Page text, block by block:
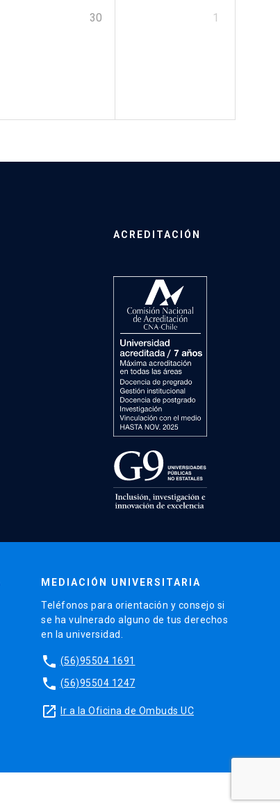
30 1
ACREDITACIÓN
MEDIACIÓN UNIVERSITARIA
Teléfonos para orientación y consejo si
se ha vulnerado alguno de tus derechos
en la universidad.
phone (56)95504 1691
phone (56)95504 1247
launch Ir a la Oficina de Ombuds UC